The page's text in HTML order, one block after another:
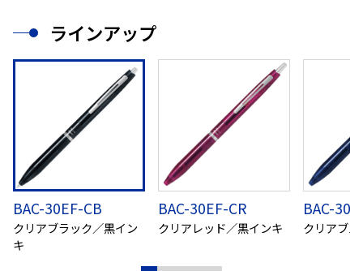
ラインアップ
BAC-30EF-CB
クリアブラック／黒イン
キ
BAC-30EF-CR
クリアレッド／黒インキ
BAC-
クリアブ